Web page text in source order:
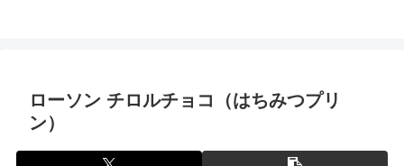
ローソン チロルチョコ（はちみつプリ
ン）